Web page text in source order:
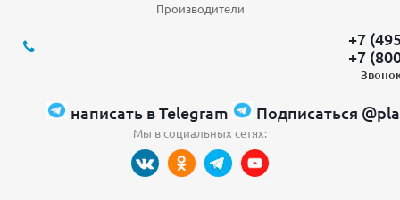
Производители
+7
+7
написать в Telegram Подписаться
Мы в социальных сетях: